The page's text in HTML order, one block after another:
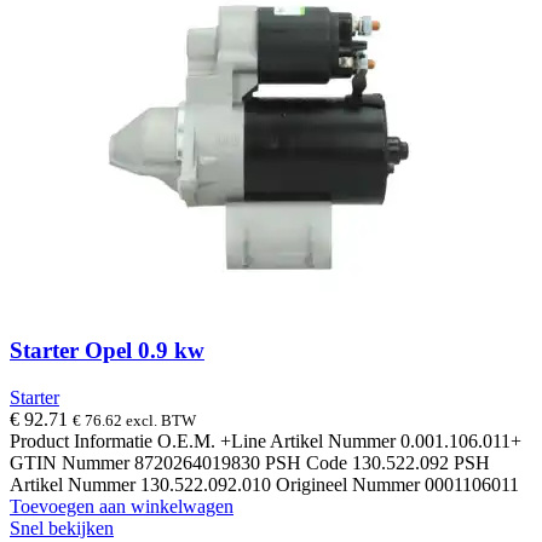
Starter Opel 0.9 kw
Starter
€ 92.71 € 76.62 excl. BTW
Product Informatie O.E.M. +Line Artikel Nummer 0.001.106.011+
GTIN Nummer 8720264019830 PSH Code 130.522.092 PSH
Artikel Nummer 130.522.092.010 Origineel Nummer 0001106011
Toevoegen aan winkelwagen
Snel bekijken